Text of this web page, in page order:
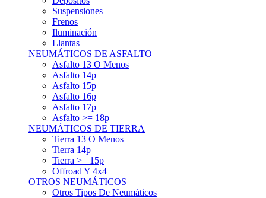
Suspensiones
Frenos
Iluminación
Llantas
NEUMÁTICOS DE ASFALTO
Asfalto 13 O Menos
Asfalto 14p
Asfalto 15p
Asfalto 16p
Asfalto 17p
Asfalto >= 18p
NEUMÁTICOS DE TIERRA
Tierra 13 O Menos
Tierra 14p
Tierra >= 15p
Offroad Y 4x4
OTROS NEUMÁTICOS
Otros Tipos De Neumáticos